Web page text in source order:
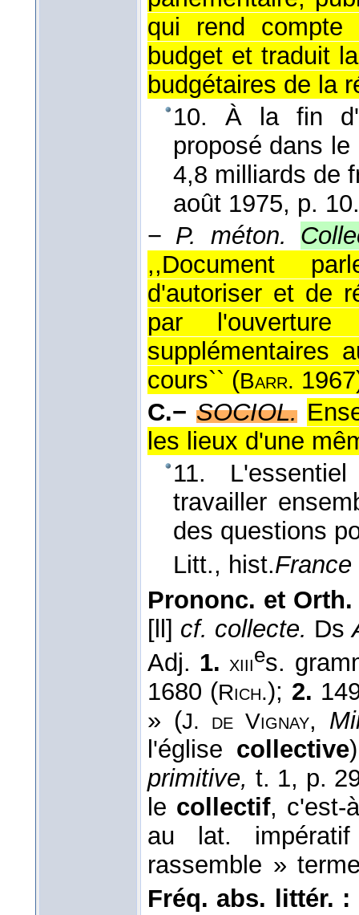
qui rend
budget et traduit
budgétaires de la
10. À la fin
proposé dans
4,8 milliards de
août 1975, p. 10.
− P. méton.
,,Document
d'autoriser et de
par
supplémentaires
cours`` (Barr. 1967
C.− SOCIOL.
les lieux d'une
11.
travailler
des questions
Litt., hist.
Prononc. et Orth.
[ll] cf. collecte. Ds
Adj. 1. xiiies.
1680 (Rich.); 2.
» (J. de Vignay,
l'église collective
primitive, t. 1, p.
le collectif, c'est-
au lat. impératif
rassemble »
Fréq. abs. littér. :